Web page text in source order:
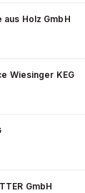
aus Holz GmbH
Wiesinger KEG
GmbH